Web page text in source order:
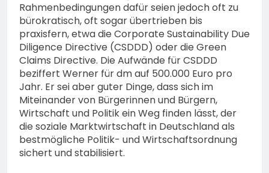
Rahmenbedingungen dafür seien jedoch oft zu
bürokratisch, oft sogar übertrieben bis
praxisfern, etwa die Corporate Sustainability Due
Diligence Directive (CSDDD) oder die Green
Claims Directive. Die Aufwände für CSDDD
beziffert Werner für dm auf 500.000 Euro pro
Jahr. Er sei aber guter Dinge, dass sich im
Miteinander von Bürgerinnen und Bürgern,
Wirtschaft und Politik ein Weg finden lässt, der
die soziale Marktwirtschaft in Deutschland als
bestmögliche Politik- und Wirtschaftsordnung
sichert und stabilisiert.